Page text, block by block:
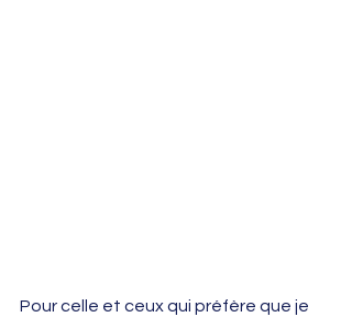
Pour celle et ceux qui préfère que je